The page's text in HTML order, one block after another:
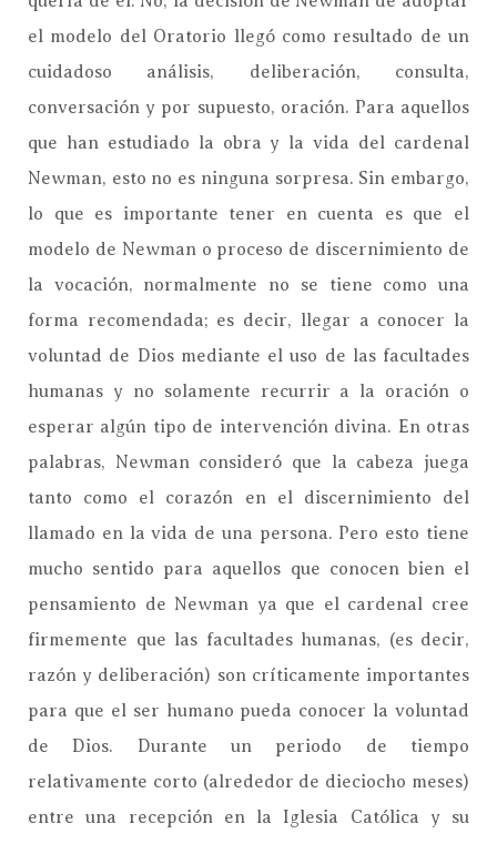
el modelo del Oratorio llegó como resultado de un
cuidadoso análisis, deliberación, consulta,
conversación y por supuesto, oración. Para aquellos
que han estudiado la obra y la vida del cardenal
Newman, esto no es ninguna sorpresa. Sin embargo,
lo que es importante tener en cuenta es que el
modelo de Newman o proceso de discernimiento de
la vocación, normalmente no se tiene como una
forma recomendada; es decir, llegar a conocer la
voluntad de Dios mediante el uso de las facultades
humanas y no solamente recurrir a la oración o
esperar algún tipo de intervención divina. En otras
palabras, Newman consideró que la cabeza juega
tanto como el corazón en el discernimiento del
llamado en la vida de una persona. Pero esto tiene
mucho sentido para aquellos que conocen bien el
pensamiento de Newman ya que el cardenal cree
firmemente que las facultades humanas, (es decir,
razón y deliberación) son críticamente importantes
para que el ser humano pueda conocer la voluntad
de Dios. Durante un periodo de tiempo
relativamente corto (alrededor de dieciocho meses)
entre una recepción en la Iglesia Católica y su